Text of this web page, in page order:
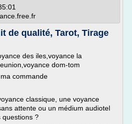
de qualité, Tarot, Tirage
des iles,voyance la
dom-tom
commande
classique, une voyance
attente ou un médium audiotel
questions ?